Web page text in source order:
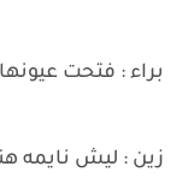
براء : فتحت عيونها
زين : ليش نايمه